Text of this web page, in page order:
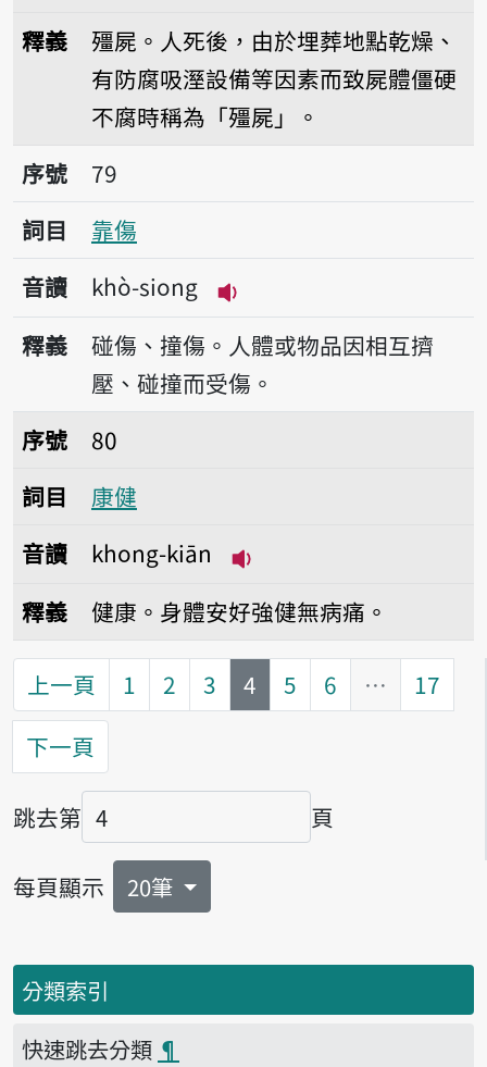
釋義
殭屍。人死後，由於埋葬地點乾燥、
有防腐吸溼設備等因素而致屍體僵硬
不腐時稱為「殭屍」。
序號79靠傷
序號
79
詞目
靠傷
音讀
khò-siong
播放音讀khò-siong
釋義
碰傷、撞傷。人體或物品因相互擠
壓、碰撞而受傷。
序號80康健
序號
80
詞目
康健
音讀
khong-kiān
釋義 健康。身體安好強健無病痛。
上一頁 1 2 3 第
4 5 6 …
17
下一頁
跳去第
頁碼
頁
每頁顯示 20筆
分類索引
快速跳去分類 ¶